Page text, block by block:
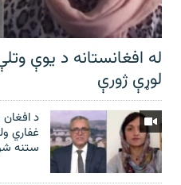
له افغانستانه د یوې
لوړې ژورې
د افغان
غفاري
ستنه